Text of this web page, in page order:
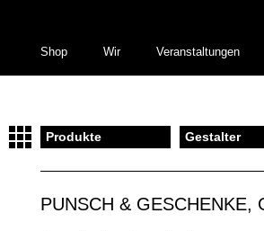
Shop Wir Veranstaltungen
Produkte Gestalter
PUNSCH & GESCHENKE,